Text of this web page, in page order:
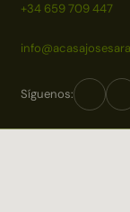
+34 659 709 447
Síguenos: